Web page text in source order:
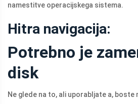
namestitve operacijskega sistema.
Hitra navigacija:
Potrebno je
disk
Ne glede na to, ali uporabljate a,